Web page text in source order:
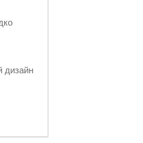
дизайн